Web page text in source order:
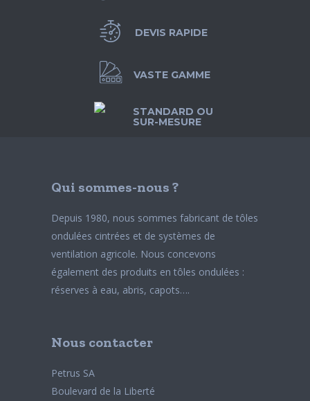
DEVIS RAPIDE
VASTE GAMME
STANDARD OU
SUR-MESURE
Qui sommes-nous ?
Depuis 1980, nous sommes fabricant de tôles
ondulées cintrées et de systèmes de
ventilation agricole. Nous concevons
également des produits en tôles ondulées :
réserves à eau, abris, capots….
Nous contacter
Petrus SA
Boulevard de la Liberté